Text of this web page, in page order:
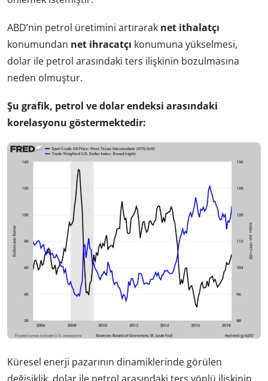
ABD’nin petrol üretimini artırarak net ithalatçı
konumundan net ihracatçı konumuna yükselmesi,
dolar ile petrol arasındaki ters ilişkinin bozulmasına
neden olmuştur.
Şu grafik, petrol ve dolar endeksi arasındaki
korelasyonu göstermektedir:
Küresel enerji pazarının dinamiklerinde görülen